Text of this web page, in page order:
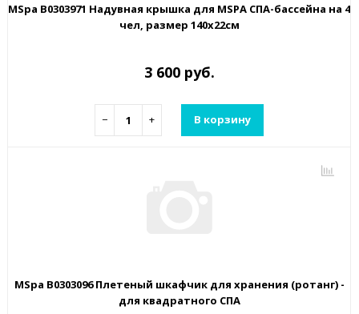
MSpa B0303971 Надувная крышка для MSPA СПА-бассейна на 4
чел, размер 140х22см
3 600 руб.
− + В корзину
MSpa B0303096 Плетеный шкафчик для хранения (ротанг) -
для квадратного СПА